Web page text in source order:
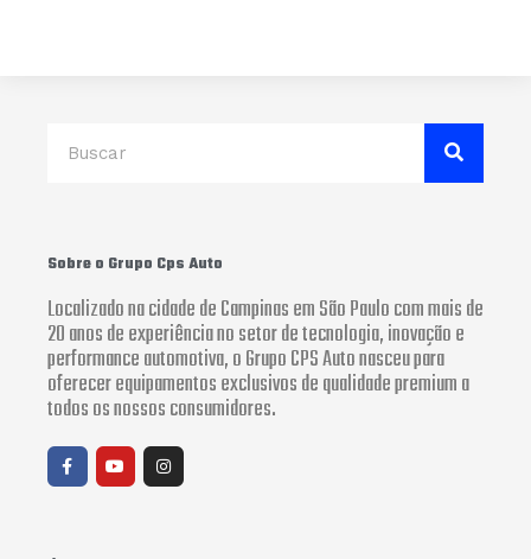
Sobre o Grupo Cps Auto
Localizado na cidade de Campinas em São Paulo com mais de
20 anos de experiência no setor de tecnologia, inovação e
performance automotiva, o Grupo CPS Auto nasceu para
oferecer equipamentos exclusivos de qualidade premium a
todos os nossos consumidores.
F
a
c
Y
o
u
I
n
s